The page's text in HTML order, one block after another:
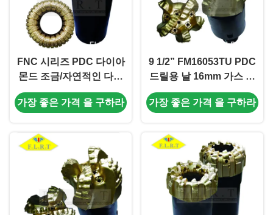
FNC 시리즈 PDC 다이아
몬드 조금/자연적인 다이
아몬드 핵심 조금 다수 잎
단면도 디자인
가장 좋은 가격 을 구하라
9 1/2” FM16053TU PDC
드릴용 날 16mm 가스 우
물 훈련을 위한 주요 절단
기 크기
가장 좋은 가격 을 구하라